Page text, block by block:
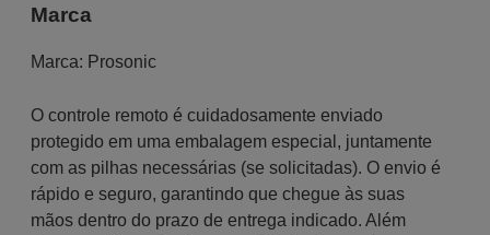
Marca
Marca: Prosonic
O controle remoto é cuidadosamente enviado
protegido em uma embalagem especial, juntamente
com as pilhas necessárias (se solicitadas). O envio é
rápido e seguro, garantindo que chegue às suas
mãos dentro do prazo de entrega indicado. Além